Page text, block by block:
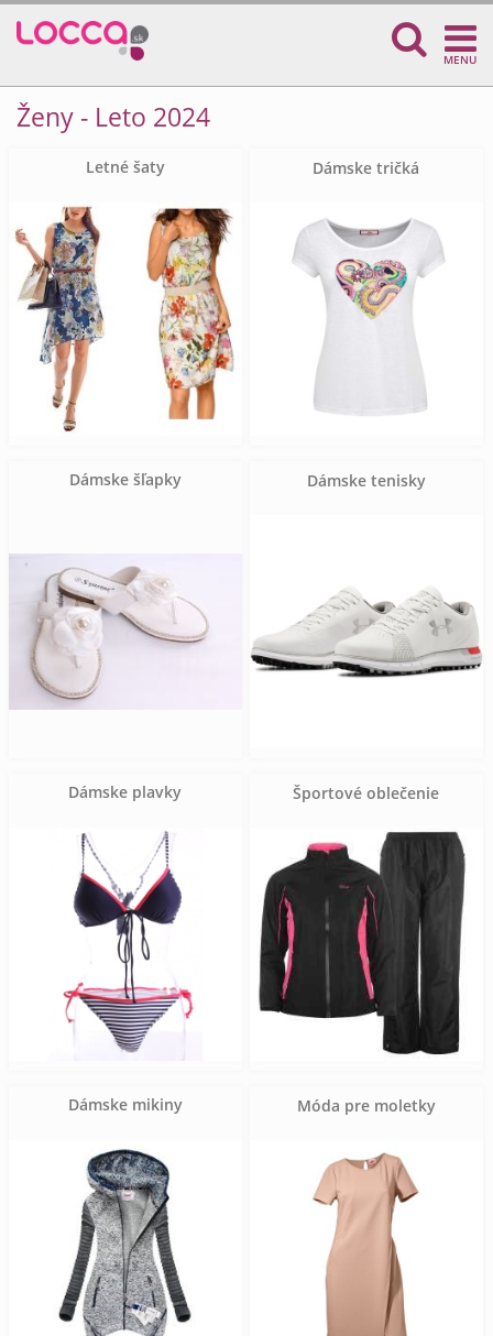
MENU
Ženy - Leto 2024
Letné šaty Dámske tričká
Dámske šľapky Dámske tenisky
Dámske plavky Športové oblečenie
Dámske mikiny Móda pre moletky